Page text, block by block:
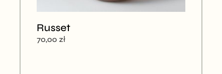
Russet
70,00 zł